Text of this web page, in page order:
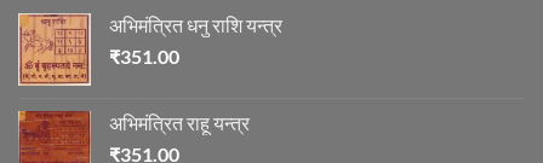
अभिमंत्रित धनु राशि यन्त्र
₹351.00
अभिमंत्रित राहू यन्त्र
₹351.00